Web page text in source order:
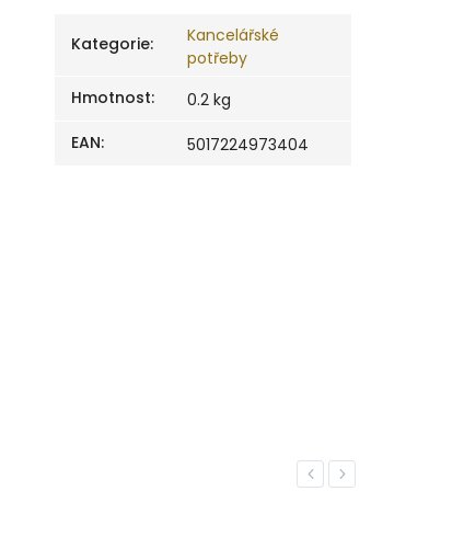
Kategorie:
Kancelářské
potřeby
Hmotnost:
0.2 kg
EAN: 5017224973404
Previous
Next